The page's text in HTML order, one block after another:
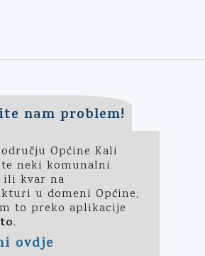
nam problem!
Općine Kali
neki komunalni
ili kvar na
u domeni Općine,
to preko aplikacije
.
ovdje